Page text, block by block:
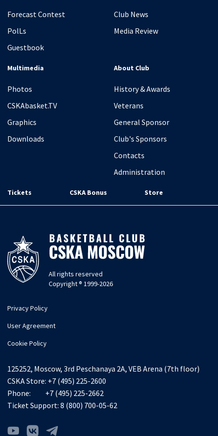
Forecast Contest
PolLs
Guestbook
Club News
Media Review
Multimedia
Photos
CSKAbasket.TV
Graphics
Downloads
About Club
History & Awards
Veterans
General Sponsor
Club's Sponsors
Contacts
Administration
Tickets CSKA Bonus Store
All rights reserved
Copyright ® 1999-2026
Privacy Policy
User Agreement
Cookie Policy
125252, Moscow, 3rd Peschanaya 2A, VEB Arena (7th floor)
CSKA Store: +7 (495) 225-2600
Phone:
+7 (495) 225-2662
Ticket Support: 8 (800) 700-05-62